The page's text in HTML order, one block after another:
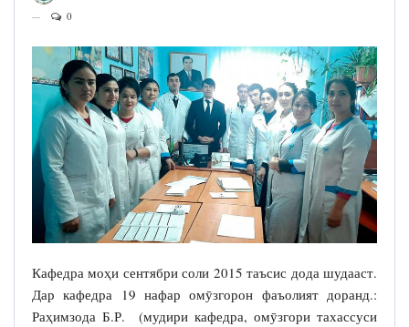
0
Кафедра моҳи сентябри соли 2015 таъсис дода шудааст.
Дар кафедра 19 нафар омӯзгорон фаъолият доранд.:
Раҳимзода Б.Р. (мудири кафедра, омӯзгори тахассуси